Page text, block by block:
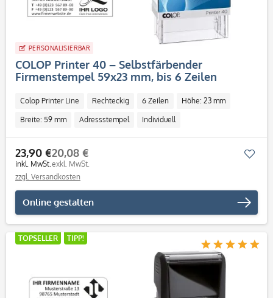
PERSONALISIERBAR
COLOP Printer 40 – Selbstfärbender
Firmenstempel 59x23 mm, bis 6 Zeilen
Colop Printer Line Rechteckig 6 Zeilen Höhe: 23 mm
Breite: 59 mm Adressstempel Individuell
23,90 €
inkl. MwSt.
20,08 €
exkl. MwSt.
zzgl. Versandkosten
Online gestalten
TOPSELLER TIPP!